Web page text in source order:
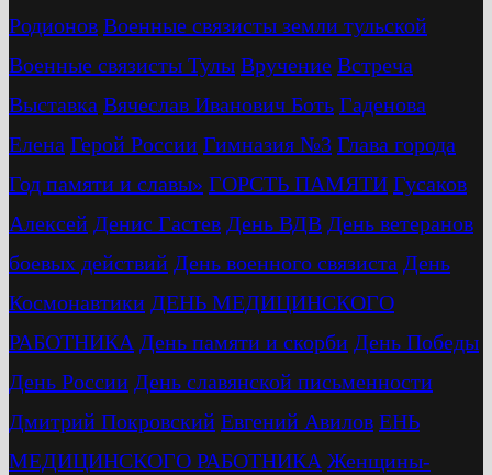
Родионов Военные связисты земли тульской
Военные связисты Тулы Вручение Встреча
Выставка Вячеслав Иванович Боть Гаденова
Елена Герой России Гимназия №3 Глава города
Год памяти и славы» ГОРСТЬ ПАМЯТИ Гусаков
Алексей Денис Гастев День ВДВ День ветеранов
боевых действий День военного связиста День
Космонавтики ДЕНЬ МЕДИЦИНСКОГО
РАБОТНИКА День памяти и скорби День Победы
День России День славянской письменности
Дмитрий Покровский Евгений Авилов ЕНЬ
МЕДИЦИНСКОГО РАБОТНИКА Женщины-